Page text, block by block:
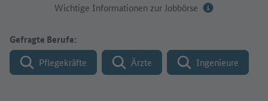
Wichtige Informationen zur Jobbörse
Gefragte Berufe:
Pflegekräfte Ärzte Ingenieure